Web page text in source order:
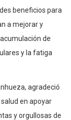
beneficios para
a mejorar y
de
y la fatiga
agradeció
en apoyar
y orgullosas de